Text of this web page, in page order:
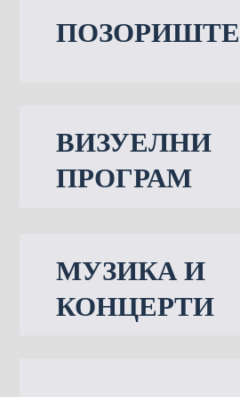
ПОЗОРИШТЕ
ВИЗУЕЛНИ
ПРОГРАМ
МУЗИКА И
КОНЦЕРТИ